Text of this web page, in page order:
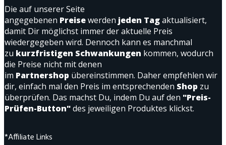
Die auf unserer Seite
angegebenen Preisewerden jeden Tagaktualisiert,
damit Dir möglichst immer der aktuelle Preis
wiedergegeben wird. Dennoch kann es manchmal
zu kurzfristigen Schwankungen kommen, wodurch
die Preise nicht mit denen
im Partnershop übereinstimmen. Daher empfehlen wir
dir, einfach mal den Preis im entsprechenden Shop zu
überprüfen. Das machst Du, indem Du auf den "Preis-
Prüfen-Button"des jeweiligen Produktes klickst.
*Affiliate Links